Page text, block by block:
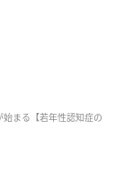
まる【若年性認知症の